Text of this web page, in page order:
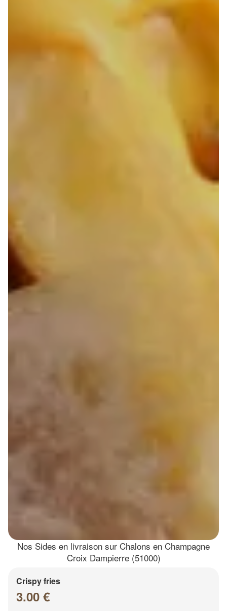
Nos Sides en livraison sur Chalons en Champagne
Croix Dampierre (51000)
Crispy fries
3.00 €